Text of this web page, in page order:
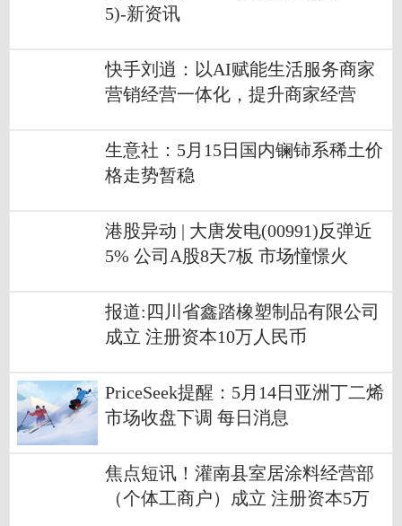
5)-新资讯
快手刘逍：以AI赋能生活服务商家
营销经营一体化，提升商家经营
生意社：5月15日国内镧铈系稀土价
格走势暂稳
港股异动 | 大唐发电(00991)反弹近
5% 公司A股8天7板 市场憧憬火
报道:四川省鑫踏橡塑制品有限公司
成立 注册资本10万人民币
PriceSeek提醒：5月14日亚洲丁二烯
市场收盘下调 每日消息
焦点短讯！灌南县室居涂料经营部
（个体工商户）成立 注册资本5万